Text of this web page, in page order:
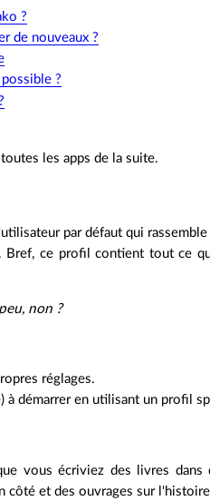
?
de nouveaux ?
?
les apps de la suite.
par défaut qui
Bref, ce profil contient tout ce
non ?
réglages.
à démarrer en utilisant un profil
vous écriviez des livres dans
et des ouvrages sur